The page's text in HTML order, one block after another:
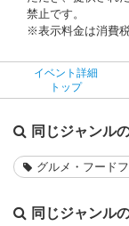
禁止です。
※表示料金は消費
イベント詳細
トップ
同じジャンル
グルメ・フード
同じジャンル